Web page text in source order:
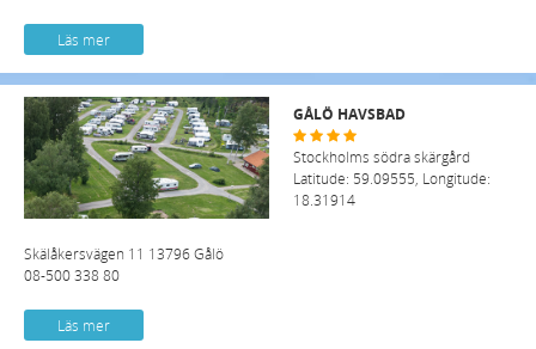
Läs mer
GÅLÖ HAVSBAD
Stockholms södra skärgård
Latitude: 59.09555, Longitude:
18.31914
Skälåkersvägen 11 13796 Gålö
08-500 338 80
Läs mer